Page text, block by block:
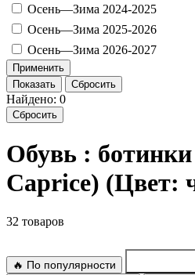
Осень—Зи­ма 2024-2025
Осень—Зи­ма 2025-2026
Осень—Зи­ма 2026-2027
Показать Сбросить
Найдено: 0
Сбросить
Обувь :
Caprice) (Цвет:
32 товаров
🔥 По популярности